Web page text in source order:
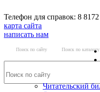
Телефон для справок: 8
карта сайта
написать нам
Поиск по сайту Поиск по каталогу
Читательский